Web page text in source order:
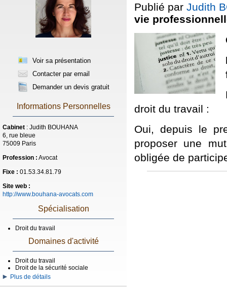
Voir sa présentation
Contacter par email
Demander un devis gratuit
Informations Personnelles
Cabinet : Judith BOUHANA
6, rue bleue
75009 Paris
Profession : Avocat
Fixe : 01.53.34.81.79
Site web :
http://www.bouhana-avocats.com
Spécialisation
Droit du travail
Domaines d'activité
Droit du travail
Droit de la sécurité sociale
Plus de détails
Publié par Judith
vie
droit du travail :
Oui, depuis le
proposer une
obligée de